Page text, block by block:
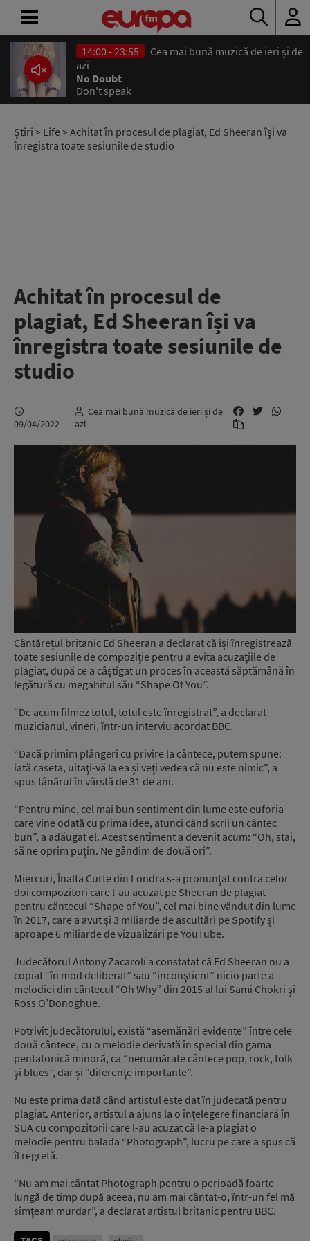
14:00 - 23:55
Cea mai bună muzică de ieri și de
azi
No Doubt
Don't speak
Știri > Life> Achitat în procesul de plagiat, Ed Sheeran își va
înregistra toate sesiunile de studio
Achitat în procesul de
plagiat, Ed Sheeran își va
înregistra toate sesiunile de
studio
09/04/2022
Cea mai bună muzică de ieri și de
azi
Cântărețul britanic Ed Sheeran a declarat că îşi înregistrează
toate sesiunile de compoziţie pentru a evita acuzaţiile de
plagiat, după ce a câştigat un proces în această săptămână în
legătură cu megahitul său “Shape Of You”.
“De acum filmez totul, totul este înregistrat”, a declarat
muzicianul, vineri, într-un interviu acordat BBC.
“Dacă primim plângeri cu privire la cântece, putem spune:
iată caseta, uitaţi-vă la ea şi veţi vedea că nu este nimic”, a
spus tânărul în vârstă de 31 de ani.
“Pentru mine, cel mai bun sentiment din lume este euforia
care vine odată cu prima idee, atunci când scrii un cântec
bun”, a adăugat el. Acest sentiment a devenit acum: “Oh, stai,
să ne oprim puţin. Ne gândim de două ori”.
Miercuri, Înalta Curte din Londra s-a pronunţat contra celor
doi compozitori care l-au acuzat pe Sheeran de plagiat
pentru cântecul “Shape of You”, cel mai bine vândut din lume
în 2017, care a avut şi 3 miliarde de ascultări pe Spotify şi
aproape 6 miliarde de vizualizări pe YouTube.
Judecătorul Antony Zacaroli a constatat că Ed Sheeran nu a
copiat “în mod deliberat” sau “inconştient” nicio parte a
melodiei din cântecul “Oh Why” din 2015 al lui Sami Chokri şi
Ross O’Donoghue.
Potrivit judecătorului, există “asemănări evidente” între cele
două cântece, cu o melodie derivată în special din gama
pentatonică minoră, ca “nenumărate cântece pop, rock, folk
şi blues”, dar şi “diferenţe importante”.
Nu este prima dată când artistul este dat în judecată pentru
plagiat. Anterior, artistul a ajuns la o înţelegere financiară în
SUA cu compozitorii care l-au acuzat că le-a plagiat o
melodie pentru balada “Photograph”, lucru pe care a spus că
îl regretă.
“Nu am mai cântat Photograph pentru o perioadă foarte
lungă de timp după aceea, nu am mai cântat-o, într-un fel mă
simţeam murdar”, a declarat artistul britanic pentru BBC.
ACASĂ
ȘTIRI
RADIO